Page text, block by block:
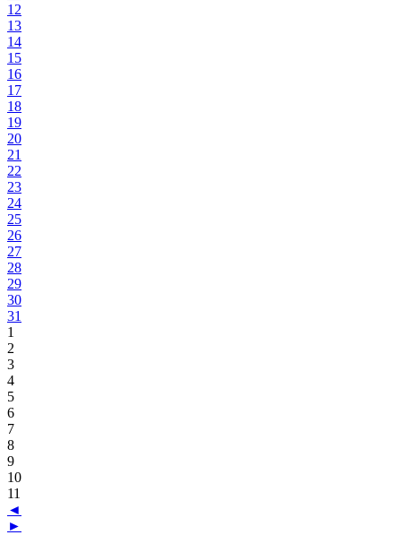
12
13
14
15
16
17
18
19
20
21
22
23
24
25
26
27
28
29
30
31
1
2
3
4
5
6
7
8
9
10
11
◄
►